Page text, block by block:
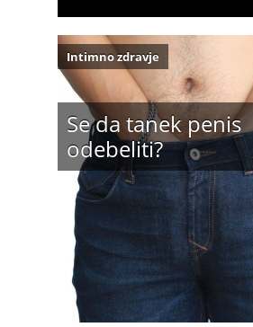
Se da tanek penis
odebeliti?
Intimno zdravje